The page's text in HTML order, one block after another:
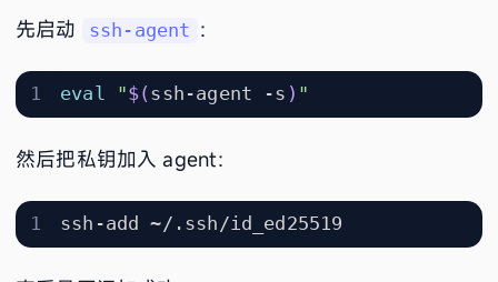
先启动 ssh-agent ：
eval "$( ssh-agent -s ) "
然后把私钥加入 agent：